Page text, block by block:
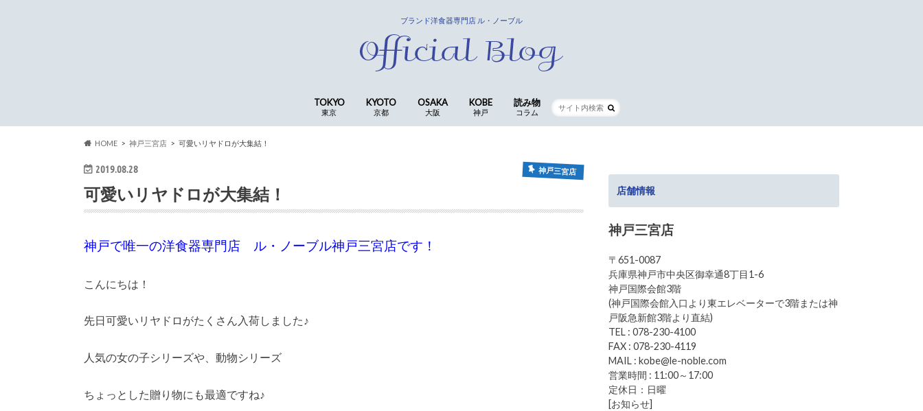
ブランド洋食器専門店 ル・ノーブル
TOKYO
東京
KYOTO
京都
OSAKA
大阪
KOBE
神戸
読み物
コラム
HOME 神戸三宮店 可愛いリヤドロが大集結！
2019.08.28 神戸三宮店
可愛いリヤドロが大集結！
神戸で唯一の洋食器専門店 ル・ノーブル神戸三宮店です！
こんにちは！
先日可愛いリヤドロがたくさん入荷しました♪
人気の女の子シリーズや、動物シリーズ
ちょっとした贈り物にも最適ですね♪
店舗情報
神戸三宮店
〒651-0087
兵庫県神戸市中央区御幸通8丁目1-6
神戸国際会館3階
(神戸国際会館入口より東エレベーターで3階または神
戸阪急新館3階より直結)
TEL : 078-230-4100
FAX : 078-230-4119
MAIL : kobe@le-noble.com
営業時間 : 11:00～17:00
定休日：日曜
[お知らせ]